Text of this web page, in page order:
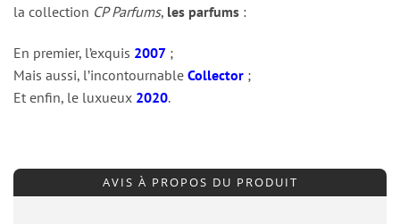
la collection CP Parfums, les parfums :
En premier, l’exquis 2007 ;
Mais aussi, l’incontournable Collector ;
Et enfin, le luxueux 2020.
AVIS À PROPOS DU PRODUIT